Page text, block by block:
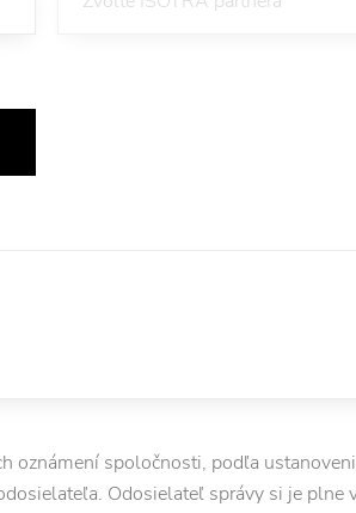
oznámení spoločnosti, podľa
Odosielateľ správy si je plne